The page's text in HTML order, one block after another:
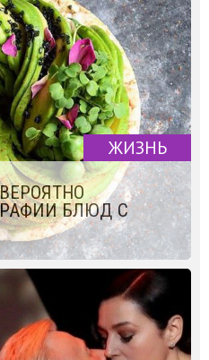
ЖИЗНЬ
БЛЮД С